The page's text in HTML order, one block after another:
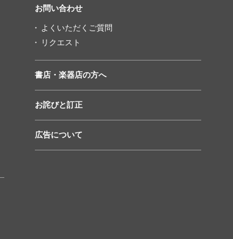
お問い合わせ
よくいただくご質問
リクエスト
書店・楽器店の方へ
お詫びと訂正
広告について